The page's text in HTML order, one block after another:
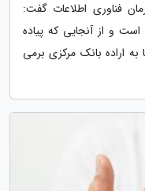
فناوری اطلاعات گفت:
است و از آنجایی که پیاده
اراده بانک مرکزی برمی